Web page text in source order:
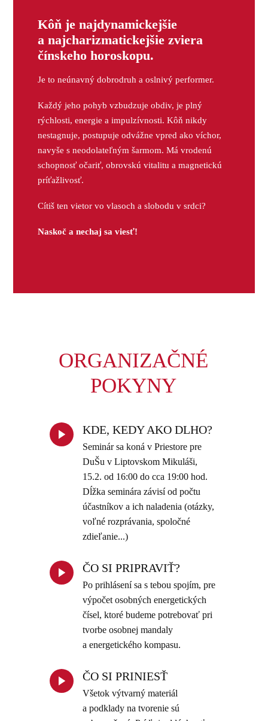
Kôň je najdynamickejšie
a najcharizmatickejšie zviera
čínskeho horoskopu.
Je to neúnavný dobrodruh a oslnivý performer.
Každý jeho pohyb vzbudzuje obdiv, je plný
rýchlosti, energie a impulzívnosti. Kôň nikdy
nestagnuje, postupuje odvážne vpred ako víchor,
navyše s neodolateľným šarmom. Má vrodenú
schopnosť očariť, obrovskú vitalitu a magnetickú
príťažlivosť.
Cítiš ten vietor vo vlasoch a slobodu v srdci?
Naskoč a nechaj sa viesť!
ORGANIZAČNÉ
POKYNY
KDE, KEDY AKO DLHO?
Seminár sa koná v Priestore pre
DuŠu v Liptovskom Mikuláši,
15.2. od 16:00 do cca 19:00 hod.
Dĺžka seminára závisí od počtu
účastníkov a ich naladenia (otázky,
voľné rozprávania, spoločné
zdieľanie...)
ČO SI PRIPRAVIŤ?
Po prihlásení sa s tebou spojím, pre
výpočet osobných energetických
čísel, ktoré budeme potrebovať pri
tvorbe osobnej mandaly
a energetického kompasu.
ČO SI PRINIESŤ
Všetok výtvarný materiál
a podklady na tvorenie sú